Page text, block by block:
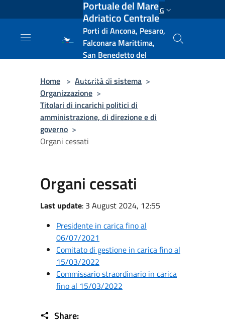
Salta al contenuto principale ENG
Portuale del Mare
Adriatico Centrale
Porti di Ancona, Pesaro,
Falconara Marittima,
San Benedetto del
e Vasto
Home > Autorità di sistema >
Organizzazione >
Titolari di incarichi politici di
amministrazione, di direzione e di
governo >
Organi cessati
Organi cessati
Last update: 3 August 2024, 12:55
Presidente in carica fino al
06/07/2021
Comitato di gestione in carica fino al
15/03/2022
Commissario straordinario in carica
fino al 15/03/2022
Share: